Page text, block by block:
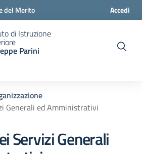
del Merito Accedi
di Istruzione
Parini
Generali ed Amministrativi
Servizi Generali